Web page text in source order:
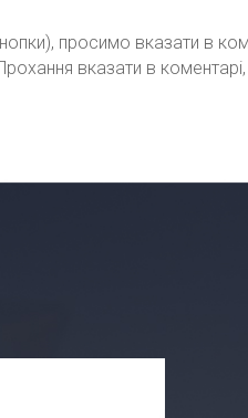
просимо вказати в
вказати в